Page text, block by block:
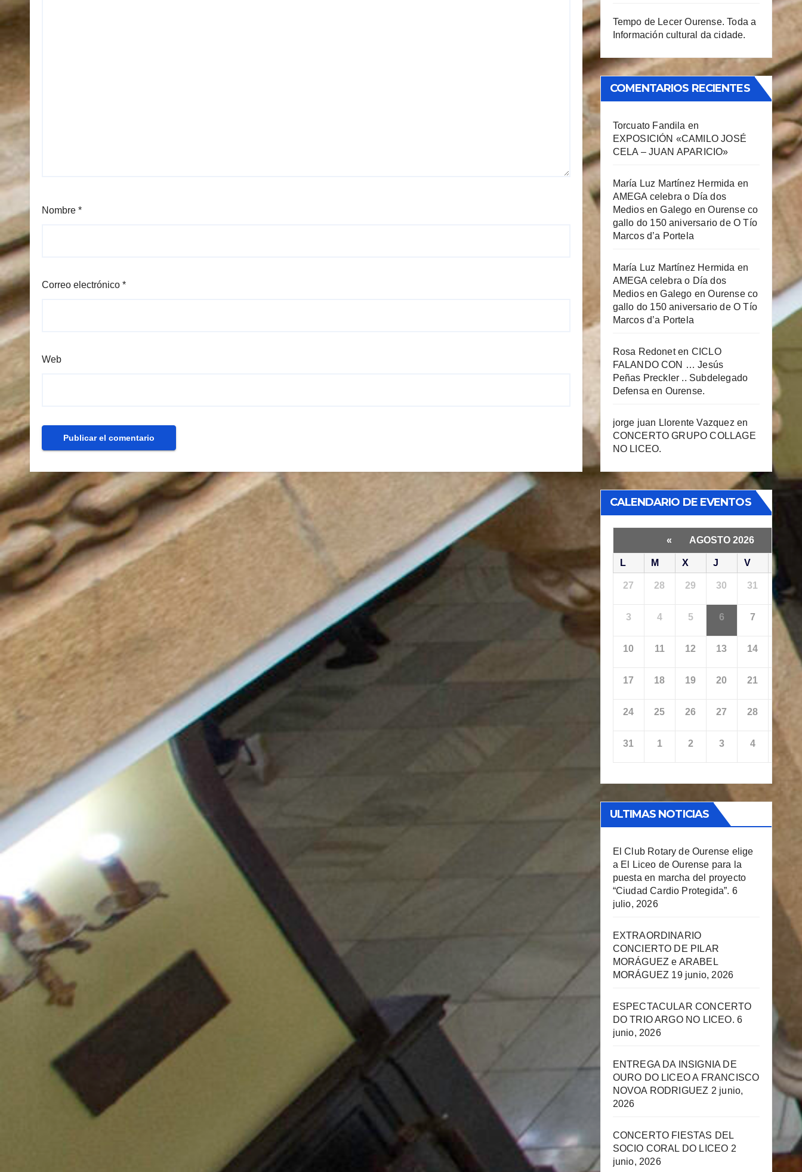
Nombre *
Correo electrónico *
Web
Tempo de Lecer Ourense. Toda a
Información cultural da cidade.
COMENTARIOS RECIENTES
Torcuato Fandila en
EXPOSICIÓN «CAMILO JOSÉ
CELA – JUAN APARICIO»
María Luz Martínez Hermida en
AMEGA celebra o Día dos
Medios en Galego en Ourense co
gallo do 150 aniversario de O Tío
Marcos d’a Portela
María Luz Martínez Hermida en
AMEGA celebra o Día dos
Medios en Galego en Ourense co
gallo do 150 aniversario de O Tío
Marcos d’a Portela
Rosa Redoneten CICLO
FALANDO CON … Jesús
Peñas Preckler .. Subdelegado
Defensa en Ourense.
jorge juan Llorente Vazquez en
CONCERTO GRUPO COLLAGE
NO LICEO.
CALENDARIO DE EVENTOS
« AGOSTO 2026
L M X J V
27 28 29 30 31
3 4 5 6 7 8
10 11 12 13 14
17 18 19 20 21
24 25 26 27 28 29
31 1 2 3 4
ULTIMAS NOTICIAS
El Club Rotary de Ourense elige
a El Liceo de Ourense para la
puesta en marcha del proyecto
“Ciudad Cardio Protegida”. 6
julio, 2026
EXTRAORDINARIO
CONCIERTO DE PILAR
MORÁGUEZ e ARABEL
MORÁGUEZ 19 junio, 2026
ESPECTACULAR CONCERTO
DO TRIO ARGO NO LICEO. 6
junio, 2026
ENTREGA DA INSIGNIA DE
OURO DO LICEO A FRANCISCO
NOVOA RODRIGUEZ 2 junio,
2026
CONCERTO FIESTAS DEL
SOCIO CORAL DO LICEO 2
junio, 2026